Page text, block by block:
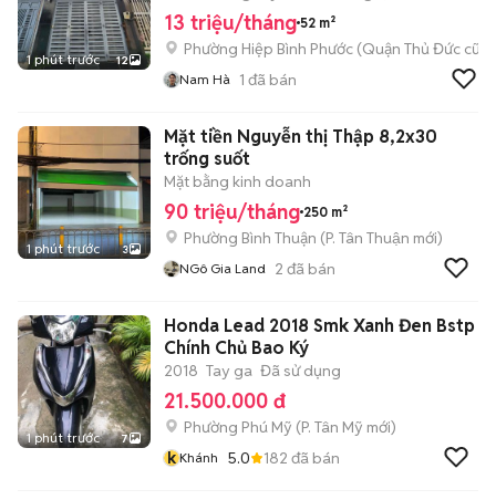
1 phút trước 12
13 triệu/tháng 52 m²
Phường Hiệp Bình Phước (Quận Thủ Đức cũ)
Nam Hà 1 đã bán
1 phút trước 3
Mặt tiền Nguyễn thị Thập 8,2x30
trống suốt
Mặt bằng kinh doanh
90 triệu/tháng 250 m²
Phường Bình Thuận (P. Tân Thuận mới)
NGô Gia Land 2 đã bán
1 phút trước 7
Honda Lead 2018 Smk Xanh Đen Bstp
Chính Chủ Bao Ký
2018 Tay ga Đã sử dụng
21.500.000 đ
Phường Phú Mỹ (P. Tân Mỹ mới)
k Khánh 5.0 182 đã bán